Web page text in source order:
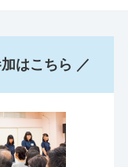
はこちら ／